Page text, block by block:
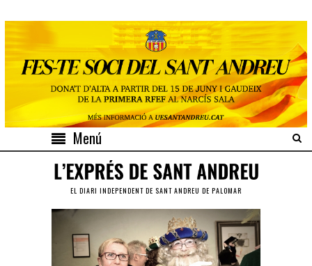
Menú
EL DIARI INDEPENDENT DE SANT ANDREU DE PALOMAR